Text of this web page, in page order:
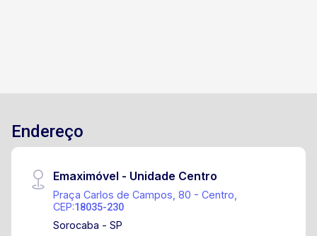
Endereço
Emaximóvel - Unidade Centro
Praça Carlos de Campos, 80 - Centro,
CEP:18035-230
Sorocaba - SP